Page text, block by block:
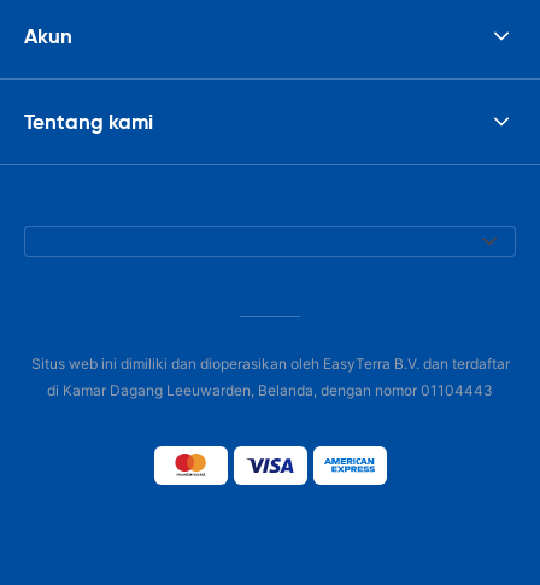
Akun
Tentang kami
Situs web ini dimiliki dan dioperasikan oleh EasyTerra B.V. dan terdaftar
di Kamar Dagang Leeuwarden, Belanda, dengan nomor 01104443